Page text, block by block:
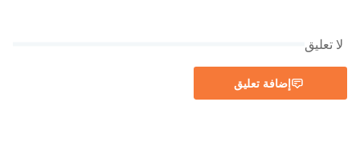
لا تعليق
إضافة تعليق